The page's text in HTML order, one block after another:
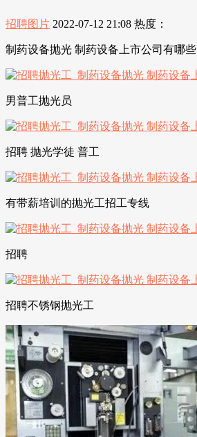
招聘图片 2022-07-12 21:08 热度：
制药设备抛光 制药设备上市公司有哪些
男普工抛光员
招聘 抛光学徒 普工
有带薪培训的抛光工招工专线
招聘
招聘不锈钢抛光工